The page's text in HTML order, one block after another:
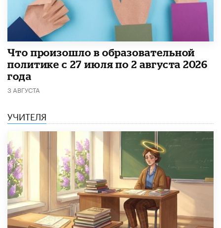
​Что произошло в образовательной
политике с 27 июля по 2 августа 2026
года
3 АВГУСТА
УЧИТЕЛЯ